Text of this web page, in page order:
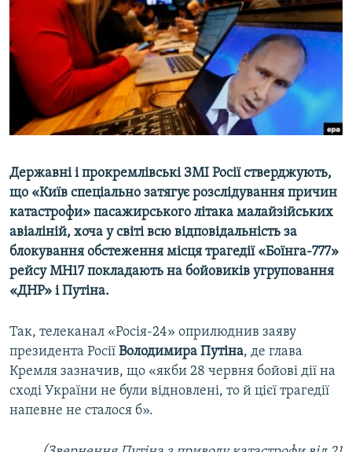
СПЕЦПРОЕКТИ
ДЕПОРТАЦІЯ
ВІДЕОУРОКИ «ELIFBE»
СВІДЧЕННЯ ОКУПАЦІЇ
УКРАЇНСЬКА ПРОБЛЕМА КРИМУ
ЯК ОБІЙТИ БЛОКУВАННЯ
Русский
Qırımtatar
Усі сайти RFE/RL
Державні і прокремлівські ЗМІ Росії стверджують,
що «Київ спеціально затягує розслідування причин
катастрофи» пасажирського літака малайзійських
авіаліній, хоча у світі всю відповідальність за
блокування обстеження місця трагедії «Боїнга-777»
рейсу MH17 покладають на бойовиків угруповання
«ДНР» і Путіна.
Так, телеканал «Росія-24» оприлюднив заяву
президента Росії Володимира Путіна, де глава
Кремля зазначив, що «якби 28 червня бойові дії на
сході України не були відновлені, то й цієї трагедії
напевне не сталося б».